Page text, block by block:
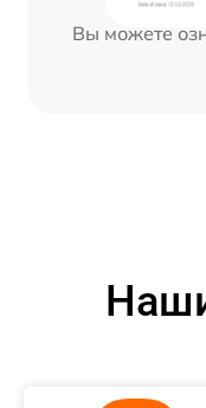
Вы можете